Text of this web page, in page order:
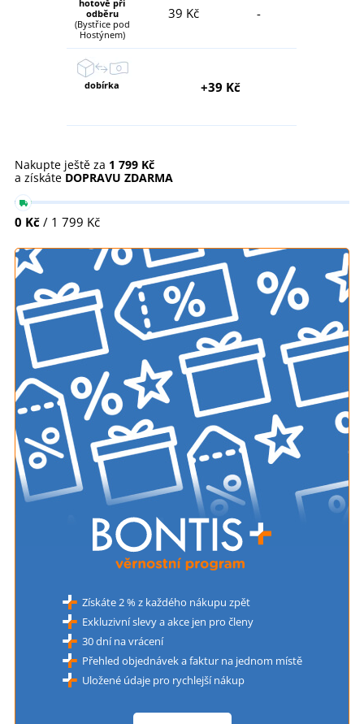
hotově při
odběru
(Bystřice pod
Hostýnem)
39 Kč -
dobírka +39 Kč
Nakupte ještě za 1 799 Kč
a získáte DOPRAVU ZDARMA
0 Kč / 1 799 Kč
Získáte 2 % z každého nákupu zpět
Exkluzivní slevy a akce jen pro členy
30 dní na vrácení
Přehled objednávek a faktur na jednom místě
Uložené údaje pro rychlejší nákup